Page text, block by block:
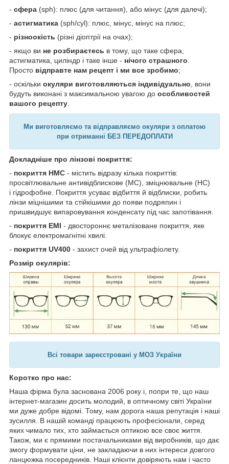
- сфера (sph): плюс (для читання), або мінус (для далечі);
- астигматика (sph/cyl): плюс, мінус, мінус на плюс;
- різноокість (різні діоптрії на очах);
- якщо ви не розбираєтесь в тому, що таке сфера,
астигматика, циліндр і таке інше - нічого страшного
Просто відправте нам рецепт і ми все зробимо;
- оскільки окуляри виготовляються індивідуально , вони
будуть виконані з максимальною увагою до особливостей
вашого рецепту
Ми виготовляємо та відправляємо окуляри з оплатою
при отриманні БЕЗ ПЕРЕДОПЛАТИ
Докладніше про лінзові покриття:
- покриття HMC - містить відразу кілька покриттів:
просвітлювальне антивідблискове (MC), зміцнювальне (HC)
і гідрофобне. Покриття усуває відбиття й відблиски, робить
лінзи міцнішими та стійкішими до появи подряпин і
пришвидшує випаровування конденсату під час запотівання.
- покриття EMI - двостороннє металізоване покриття, яке
блокує електромагнітні хвилі.
- покриття UV400 - захист очей від ультрафіолету.
Розмір окулярів:
Всі товари зареєстровані у МОЗ України
Коротко про нас:
Наша фірма була заснована 2006 року і, попри те, що наш
інтернет-магазин досить молодий, в оптичному світі України
ми дуже добре відомі. Тому, нам дорога наша репутація і наші
зусилля. В нашій команді працюють професіонали, серед
яких чимало тих, хто займається оптикою все своє життя.
Також, ми є прямими постачальниками від виробників, що дає
змогу формувати ціни, не закладаючи в них інтереси довгого
ланцюжка посередників. Наші клієнти довіряють нам і часто